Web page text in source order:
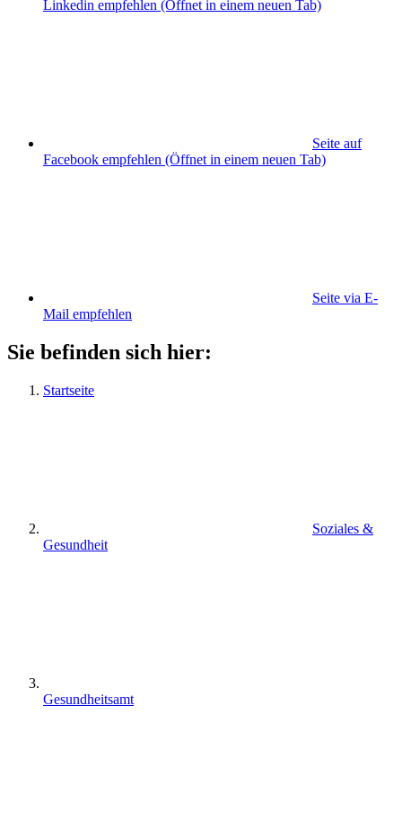
Linkedin empfehlen (Öffnet in einem neuen Tab)
Seite auf
Facebook empfehlen (Öffnet in einem neuen Tab)
Seite via E-
Mail empfehlen
Sie befinden sich hier:
Startseite
Soziales &
Gesundheit
Gesundheitsamt